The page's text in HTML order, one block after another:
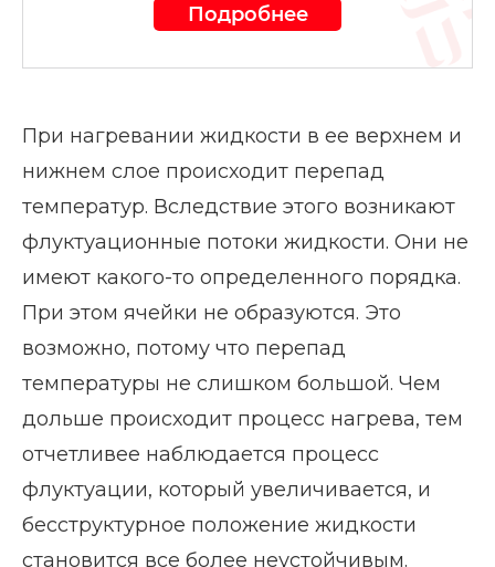
Подробнее
При нагревании жидкости в ее верхнем и
нижнем слое происходит перепад
температур. Вследствие этого возникают
флуктуационные потоки жидкости. Они не
имеют какого-то определенного порядка.
При этом ячейки не образуются. Это
возможно, потому что перепад
температуры не слишком большой. Чем
дольше происходит процесс нагрева, тем
отчетливее наблюдается процесс
флуктуации, который увеличивается, и
бесструктурное положение жидкости
становится все более неустойчивым.